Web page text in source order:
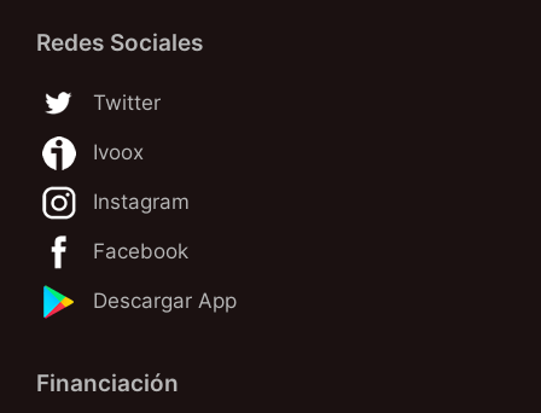
Redes Sociales
Twitter
Ivoox
Instagram
Facebook
Descargar App
Financiación